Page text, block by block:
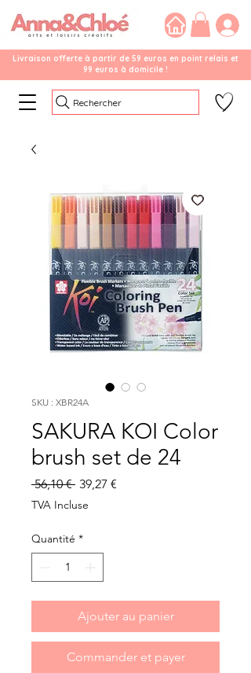
Livraison offerte à partir de 59 euros en point relais et
99 euros à domicile !
Rechercher
SKU : XBR24A
SAKURA KOI Color
brush set de 24
56,10 € Prix
39,27 €
TVA Incluse
Quantité *
Ajouter au panier
Commander et payer